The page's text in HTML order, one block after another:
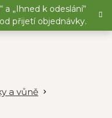
„Ihned k odeslání“
přijetí objednávky.
a vůně